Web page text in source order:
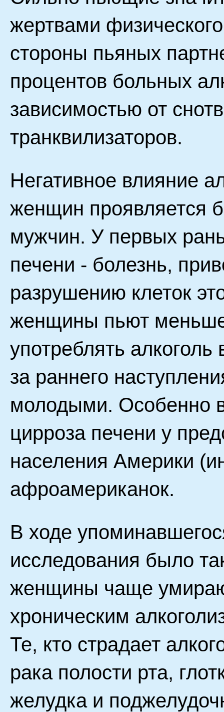
жертвами
стороны пьяных
процентов больных
зависимостью от
транквилизаторов.
Негативное влияние
женщин проявляется
мужчин. У первых
печени - болезнь,
разрушению клеток
женщины пьют
употреблять
за раннего
молодыми. Особенно
цирроза печени у
населения Америки
афроамериканок.
В ходе
исследования было
женщины чаще
хроническим
Те, кто страдает
рака полости рта,
желудка и